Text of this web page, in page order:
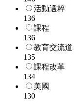
活動選粹
136
課程
136
教育交流道
135
課程改革
134
美國
130